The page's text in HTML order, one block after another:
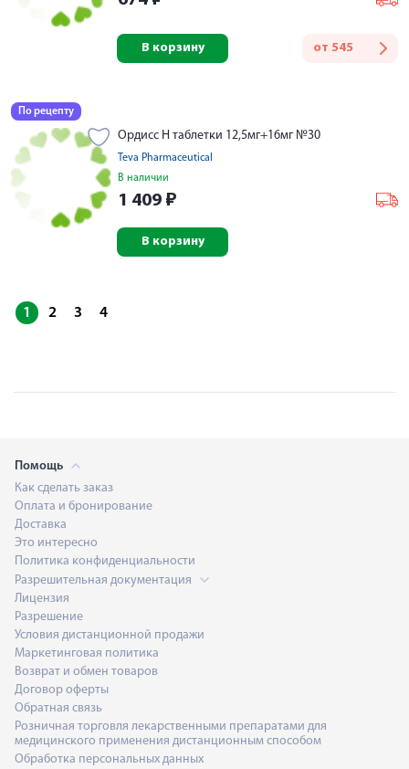
от 545
В корзину
По рецепту
Ордисс Н таблетки 12,5мг+16мг №30
Teva Pharmaceutical
В наличии
1 409 ₽
В корзину
1 2 3 4
Помощь
Как сделать заказ
Оплата и бронирование
Доставка
Это интересно
Политика конфиденциальности
Разрешительная документация
Лицензия
Разрешение
Условия дистанционной продажи
Маркетинговая политика
Возврат и обмен товаров
Договор оферты
Обратная связь
Розничная торговля лекарственными препаратами для
медицинского применения дистанционным способом
Обработка персональных данных